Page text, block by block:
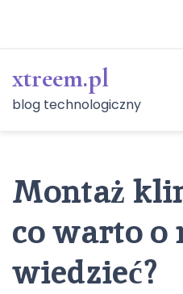
content
xtreem.pl
blog technologiczny
Montaż
co warto o
wiedzieć?